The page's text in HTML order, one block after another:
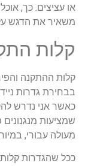
או עציצים. כך,
משאיר את הדגש על
קלות
קלות ההתקנה
בבחירת גדרות
כאשר אני נדרש
שמציעות
מעולה עבורי,
ככל שהגדרות